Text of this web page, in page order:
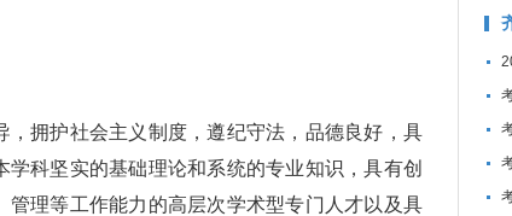
拥护社会主义制度，遵纪守法，品德良好，具
科坚实的基础理论和系统的专业知识，具有创
理等工作能力的高层次学术型专门人才以及具